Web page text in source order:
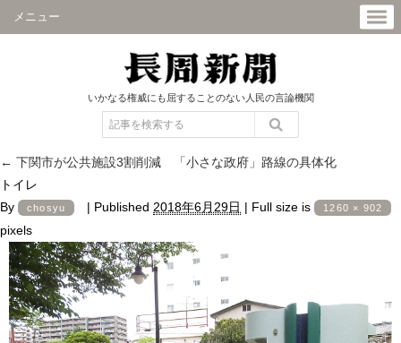
メニュー
いかなる権威にも屈することのない人民の言論機関
← 下関市が公共施設3割削減 「小さな政府」路線の具体化
トイレ
By
chosyu | Published 2018年6月29日 | Full size is 1260 × 902
pixels